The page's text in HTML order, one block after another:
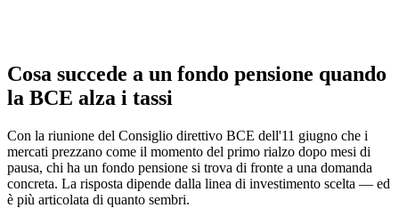
Cosa succede a un fondo pensione quando
la BCE alza i tassi
Con la riunione del Consiglio direttivo BCE dell'11 giugno che i
mercati prezzano come il momento del primo rialzo dopo mesi di
pausa, chi ha un fondo pensione si trova di fronte a una domanda
concreta. La risposta dipende dalla linea di investimento scelta — ed
è più articolata di quanto sembri.